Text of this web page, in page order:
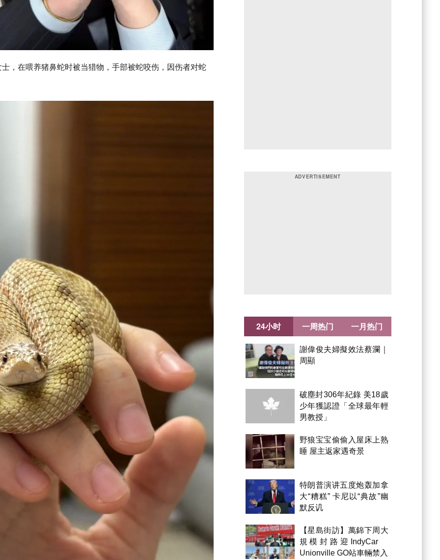
，在喂养猪鼻蛇时被当猎物，手部被蛇咬伤，因伤者对蛇
24小时
謝偉俊夫婦擬效法蔡瀾｜
周顯
破塵封306年紀錄 美18歲
少年獲認證「全球最年輕
男教授」
野狼宝宝偷偷入屋床上熟
睡 屋主返家遇奇景
特朗普演讲五度炮轰加拿
大“糟糕” 卡尼以“典故”幽
默反讥
【星島街訪】萬錦下周大
規模封路迎IndyCar
Unionville GO站車輛禁入
一周热门 一月热门